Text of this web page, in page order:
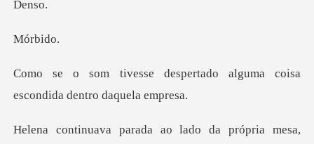
Sair
Baixar App
ns
rb
ertado alguma coisa
escond
ado da própria mesa,